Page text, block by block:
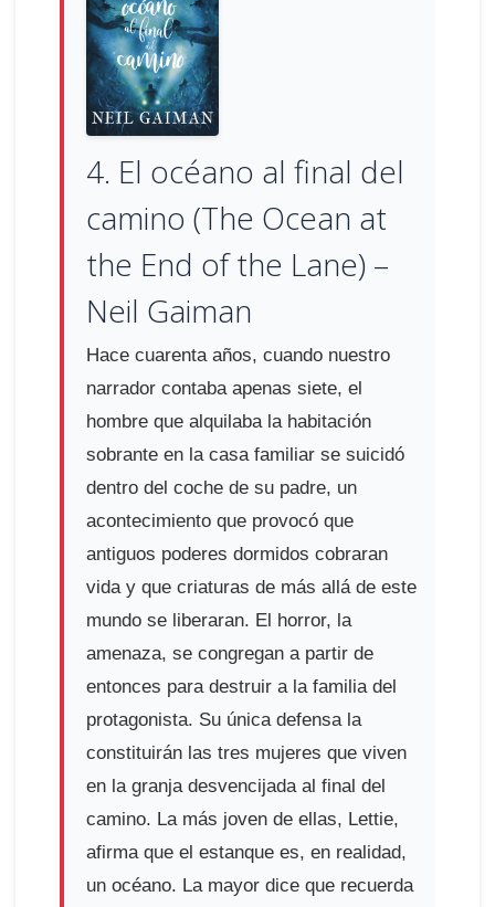
4. El océano al final del
camino (The Ocean at
the End of the Lane) –
Neil Gaiman
Hace cuarenta años, cuando nuestro
narrador contaba apenas siete, el
hombre que alquilaba la habitación
sobrante en la casa familiar se suicidó
dentro del coche de su padre, un
acontecimiento que provocó que
antiguos poderes dormidos cobraran
vida y que criaturas de más allá de este
mundo se liberaran. El horror, la
amenaza, se congregan a partir de
entonces para destruir a la familia del
protagonista. Su única defensa la
constituirán las tres mujeres que viven
en la granja desvencijada al final del
camino. La más joven de ellas, Lettie,
afirma que el estanque es, en realidad,
un océano. La mayor dice que recuerda